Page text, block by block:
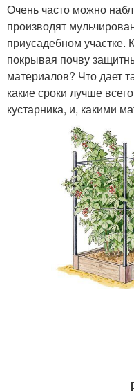
Очень часто можно
производят
приусадебном участке.
покрывая почву
материалов? Что дает
какие сроки лучше
кустарника, и, какими